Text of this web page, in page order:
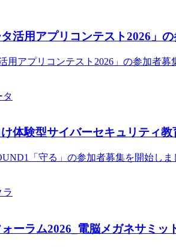
タ活用アプリコンテスト2026」
用アプリコンテスト2026」の参加者募
タ
体験型サイバーセキュリティ
「守る」の参加者募集を開始しま
ラ
ーラム2026_電脳メガネサミッ